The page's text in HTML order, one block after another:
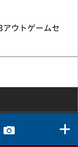
ウトゲームセ